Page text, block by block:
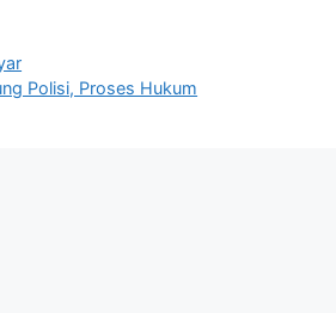
Polisi, Proses Hukum